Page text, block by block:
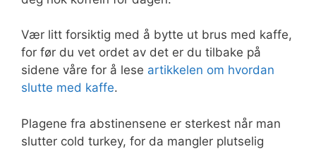
Vær litt forsiktig med å bytte ut brus med kaffe,
for før du vet ordet av det er du tilbake på
sidene våre for å lese artikkelen om hvordan
slutte med kaffe.
Plagene fra abstinensene er sterkest når man
slutter cold turkey, for da mangler plutselig